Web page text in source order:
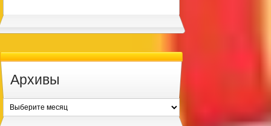
Архивы
Архивы